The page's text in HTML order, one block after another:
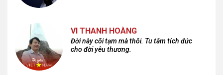
VI THANH HOÀNG
Đời này cõi tạm mà thôi. Tu tâm tích đức
cho đời yêu thương.